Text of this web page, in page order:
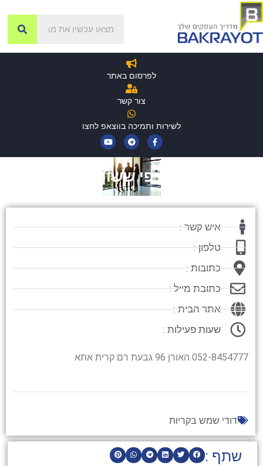
לפרסום באתר
צור קשר
לשירות ותמיכה בווצאפ לחצו
רפי ששון
שתף :
איש קשר :
טלפון :
כתובות :
כתובת מייל :
אתר הבית :
שעות פעילות :
052-8454777 האורן 96 גבעת רם קרית אתא
דודי שמש בקריות